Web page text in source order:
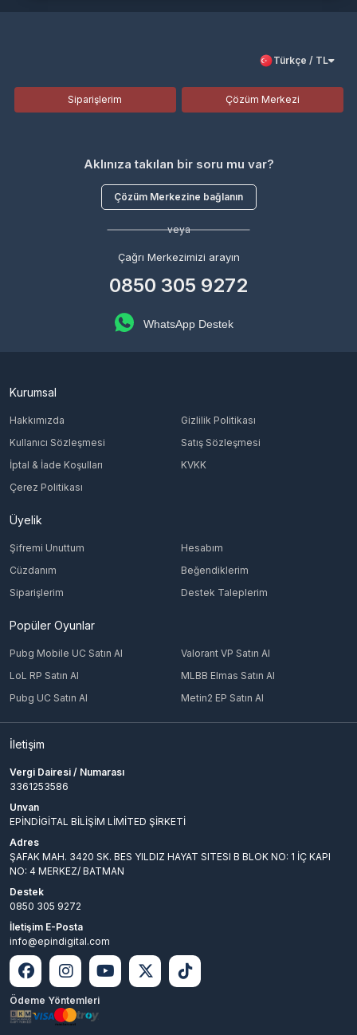
Türkçe / TL
Siparişlerim Çözüm Merkezi
Aklınıza takılan bir soru mu var?
Çözüm Merkezine bağlanın
veya
Çağrı Merkezimizi arayın
0850 305 9272
WhatsApp Destek
Kurumsal
Hakkımızda
Gizlilik Politikası
Kullanıcı Sözleşmesi
Satış Sözleşmesi
İptal & İade Koşulları
KVKK
Çerez Politikası
Üyelik
Şifremi Unuttum
Hesabım
Cüzdanım
Beğendiklerim
Siparişlerim
Destek Taleplerim
Popüler Oyunlar
Pubg Mobile UC Satın Al
Valorant VP Satın Al
LoL RP Satın Al
MLBB Elmas Satın Al
Pubg UC Satın Al
Metin2 EP Satın Al
İletişim
Vergi Dairesi / Numarası
3361253586
Unvan
EPİNDİGİTAL BİLİŞİM LİMİTED ŞİRKETİ
Adres
ŞAFAK MAH. 3420 SK. BES YILDIZ HAYAT SITESI B BLOK NO: 1 İÇ KAPI
NO: 4 MERKEZ/ BATMAN
Destek
0850 305 9272
İletişim E-Posta
info@epindigital.com
Ödeme Yöntemleri